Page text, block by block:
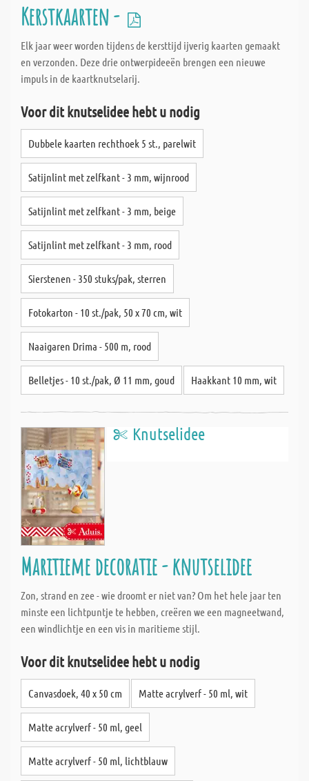
Kerstkaarten -
Elk jaar weer worden tijdens de kersttijd ijverig kaarten gemaakt
en verzonden. Deze drie ontwerpideeën brengen een nieuwe
impuls in de kaartknutselarij.
Voor dit knutselidee hebt u nodig
Dubbele kaarten rechthoek 5 st., parelwit
Satijnlint met zelfkant - 3 mm, wijnrood
Satijnlint met zelfkant - 3 mm, beige
Satijnlint met zelfkant - 3 mm, rood
Sierstenen - 350 stuks/pak, sterren
Fotokarton - 10 st./pak, 50 x 70 cm, wit
Naaigaren Drima - 500 m, rood
Belletjes - 10 st./pak, Ø 11 mm, goud Haakkant 10 mm, wit
Knutselidee
Maritieme decoratie - knutselidee
Zon, strand en zee - wie droomt er niet van? Om het hele jaar ten
minste een lichtpuntje te hebben, creëren we een magneetwand,
een windlichtje en een vis in maritieme stijl.
Voor dit knutselidee hebt u nodig
Canvasdoek, 40 x 50 cm Matte acrylverf - 50 ml, wit
Matte acrylverf - 50 ml, geel
Matte acrylverf - 50 ml, lichtblauw